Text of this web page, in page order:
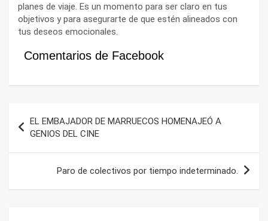
planes de viaje. Es un momento para ser claro en tus
objetivos y para asegurarte de que estén alineados con
tus deseos emocionales.
Comentarios de Facebook
de
entradas
EL EMBAJADOR DE MARRUECOS HOMENAJEÓ A
GENIOS DEL CINE
Paro de colectivos por tiempo indeterminado.